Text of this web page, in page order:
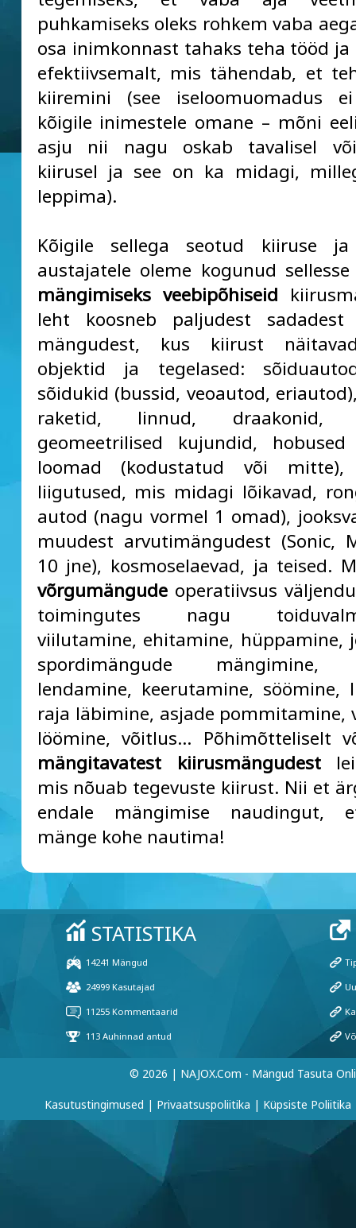
puhkamiseks oleks rohkem vaba
osa inimkonnast tahaks teha tööd
efektiivsemalt, mis tähendab, et
kiiremini (see iseloomuomadus
kõigile inimestele omane – mõni
asju nii nagu oskab tavalisel
kiirusel ja see on ka midagi,
leppima).
Kõigile sellega seotud kiiruse ja
austajatele oleme kogunud sellesse
mängimiseks veebipõhiseid
leht koosneb paljudest sadadest
mängudest, kus kiirust
objektid ja tegelased:
sõidukid (bussid, veoautod,
raketid, linnud, draakonid,
geomeetrilised kujundid,
loomad (kodustatud või mitte),
liigutused, mis midagi lõikavad,
autod (nagu vormel 1 omad),
muudest arvutimängudest (Sonic,
10 jne), kosmoselaevad, ja teised.
võrgumängudeoperatiivsus
toimingutes nagu
viilutamine, ehitamine, hüppamine,
spordimängude mängimine,
lendamine, keerutamine, söömine,
raja läbimine, asjade pommitamine,
löömine, võitlus... Põhimõtteliselt
mängitavatest kiirusmängudest
mis nõuab tegevuste kiirust. Nii et
endale mängimise naudingut,
mänge kohe nautima!
© 2026 | NAJOX.com - Mängud Tasuta
Kasutustingimused | Privaatsuspoliitika | Küpsiste Poliitika